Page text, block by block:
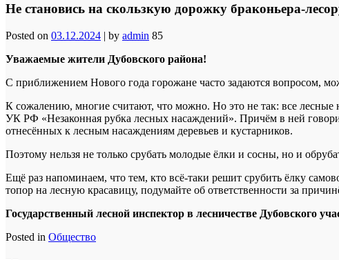
Не становись на скользкую дорожку браконьера-
Posted on 03.12.2024 | by admin 85
Уважаемые жители Дубовского района!
С приближением Нового года горожане часто задаются вопросом,
К сожалению, многие считают, что можно. Но это не так: все
УК РФ «Незаконная рубка лесных насаждений». Причём в ней
отнесённых к лесным насаждениям деревьев и кустарников.
Поэтому нельзя не только срубать молодые ёлки и сосны, но и
Ещё раз напоминаем, что тем, кто всё-таки решит срубить ёлку
топор на лесную красавицу, подумайте об ответственности за
Государственный лесной инспектор в лесничестве Дубовского
Posted in Общество